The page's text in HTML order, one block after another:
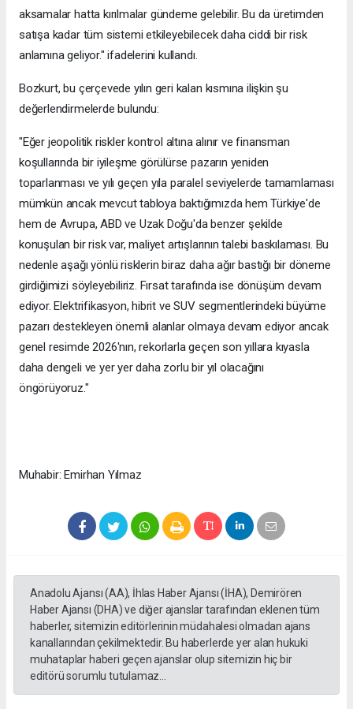
aksamalar hatta kırılmalar gündeme gelebilir. Bu da üretimden
satışa kadar tüm sistemi etkileyebilecek daha ciddi bir risk
anlamına geliyor." ifadelerini kullandı.
Bozkurt, bu çerçevede yılın geri kalan kısmına ilişkin şu
değerlendirmelerde bulundu:
"Eğer jeopolitik riskler kontrol altına alınır ve finansman
koşullarında bir iyileşme görülürse pazarın yeniden
toparlanması ve yılı geçen yıla paralel seviyelerde tamamlaması
mümkün ancak mevcut tabloya baktığımızda hem Türkiye'de
hem de Avrupa, ABD ve Uzak Doğu'da benzer şekilde
konuşulan bir risk var, maliyet artışlarının talebi baskılaması. Bu
nedenle aşağı yönlü risklerin biraz daha ağır bastığı bir döneme
girdiğimizi söyleyebiliriz. Fırsat tarafında ise dönüşüm devam
ediyor. Elektrifikasyon, hibrit ve SUV segmentlerindeki büyüme
pazarı destekleyen önemli alanlar olmaya devam ediyor ancak
genel resimde 2026'nın, rekorlarla geçen son yıllara kıyasla
daha dengeli ve yer yer daha zorlu bir yıl olacağını
öngörüyoruz."
Muhabir: Emirhan Yılmaz
Anadolu Ajansı (AA), İhlas Haber Ajansı (İHA), Demirören
Haber Ajansı (DHA) ve diğer ajanslar tarafından eklenen tüm
haberler, sitemizin editörlerinin müdahalesi olmadan ajans
kanallarından çekilmektedir. Bu haberlerde yer alan hukuki
muhataplar haberi geçen ajanslar olup sitemizin hiç bir
editörü sorumlu tutulamaz...